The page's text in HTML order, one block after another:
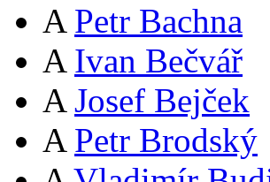
A Petr Bachna
A Ivan Bečvář
A Josef Bejček
A Petr Brodský